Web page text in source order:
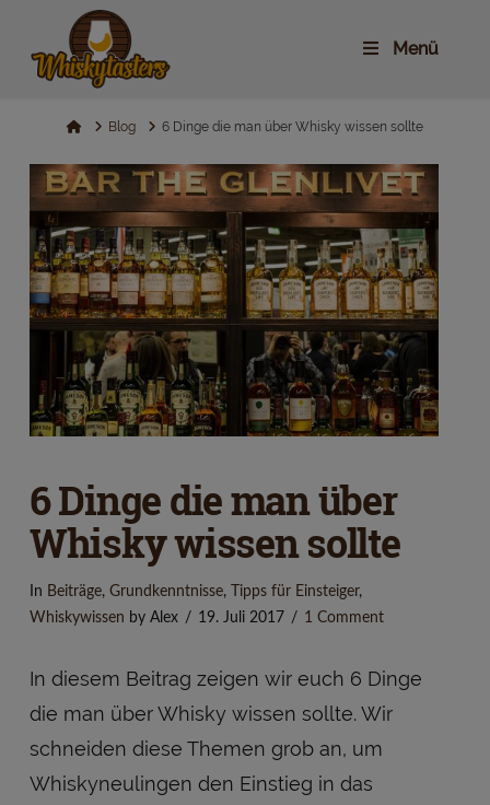
Menü
HomeBlog 6 Dinge die man über Whisky wissen sollte
6 Dinge die man über
Whisky wissen sollte
In Beiträge, Grundkenntnisse, Tipps für Einsteiger,
Whiskywissen by Alex 19. Juli 2017 1 Comment
In diesem Beitrag zeigen wir euch 6 Dinge
die man über Whisky wissen sollte. Wir
schneiden diese Themen grob an, um
Whiskyneulingen den Einstieg in das